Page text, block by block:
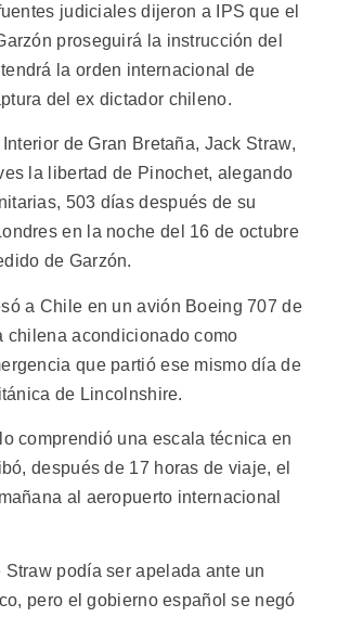
judiciales dijeron a IPS que el
proseguirá la instrucción del
la orden internacional de
del ex dictador chileno.
de Gran Bretaña, Jack Straw,
la libertad de Pinochet, alegando
503 días después de su
en la noche del 16 de octubre
de Garzón.
a Chile en un avión Boeing 707 de
chilena acondicionado como
que partió ese mismo día de
de Lincolnshire.
comprendió una escala técnica en
después de 17 horas de viaje, el
al aeropuerto internacional
Straw podía ser apelada ante un
pero el gobierno español se negó